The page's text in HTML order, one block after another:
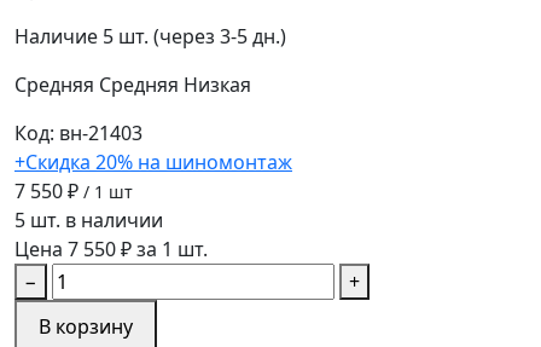
Наличие 5 шт. (через 3-5 дн.)
Средняя Средняя Низкая
Код: вн-21403
+Скидка 20% на шиномонтаж
7 550 ₽ / 1 шт
5 шт. в наличии
Цена 7 550 ₽ за 1 шт.
−
+
В корзину